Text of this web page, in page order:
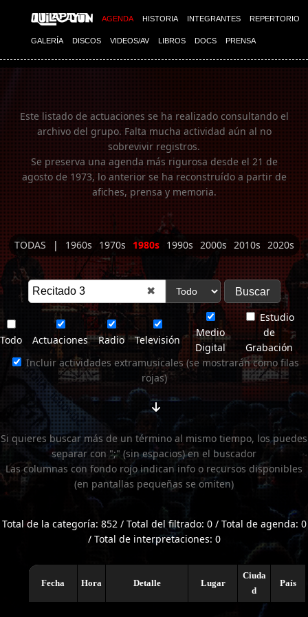
AGENDA HISTORIA INTEGRANTES REPERTORIO
GALERÍA DISCOS VIDEOS/AV LIBROS DOCS PRENSA
Imagen 01
Este listado de actuaciones se ha realizado consultando el
archivo del grupo. Falta mucha actividad aún al no
sobrevivir registros.
Se preserva una agenda más rigurosa desde el 21 de
agosto de 1973, lo anterior se ha reconstruído a partir de
afiches, prensa y memoria.
TODAS | 1960s 1970s 1980s 1990s 2000s 2010s 2020s
✖
Todo Actuaciones Radio Televisión
Medio
Digital
Estudio
de
Grabación
Incluir actividades extramusicales (se mostrarán como filas
rojas)
Si quieres buscar más de un término al mismo tiempo, los puedes
separar con ";" (sin espacios) en el buscador
Las columnas con fondo rojo indican info o recursos disponibles
(en pantallas pequeñas se omiten)
Total de la categoría: 852 / Total del filtrado: 0 / Total de agenda: 0
/ Total de interpretaciones: 0
Fecha Hora Detalle Lugar
Ciuda
d
País